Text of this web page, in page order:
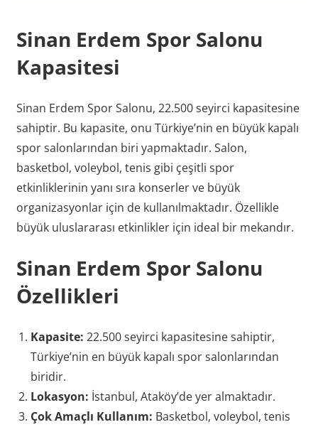
Sinan Erdem Spor Salonu
Kapasitesi
Sinan Erdem Spor Salonu, 22.500 seyirci kapasitesine
sahiptir. Bu kapasite, onu Türkiye’nin en büyük kapalı
spor salonlarından biri yapmaktadır. Salon,
basketbol, voleybol, tenis gibi çeşitli spor
etkinliklerinin yanı sıra konserler ve büyük
organizasyonlar için de kullanılmaktadır. Özellikle
büyük uluslararası etkinlikler için ideal bir mekandır.
Sinan Erdem Spor Salonu
Özellikleri
Kapasite: 22.500 seyirci kapasitesine sahiptir,
Türkiye’nin en büyük kapalı spor salonlarından
biridir.
Lokasyon: İstanbul, Ataköy’de yer almaktadır.
Çok Amaçlı Kullanım: Basketbol, voleybol, tenis